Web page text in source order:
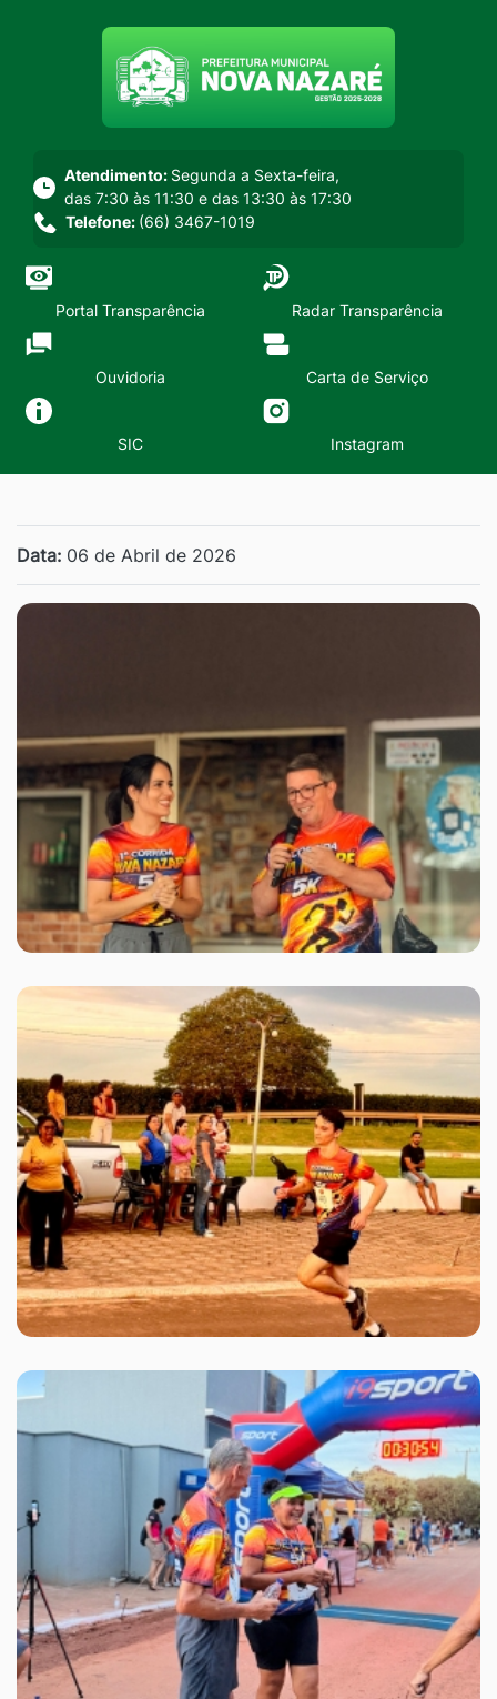
Seção do menu principal
Atendimento: Segunda a Sexta-feira,
das 7:30 às 11:30 e das 13:30 às 17:30
Telefone: (66) 3467-1019
Portal Transparência Radar Transparência
Ouvidoria Carta de Serviço
SIC Instagram
Data: 06 de Abril de 2026